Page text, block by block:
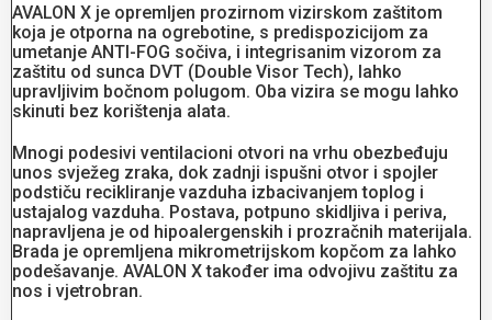
AVALON X je opremljen prozirnom vizirskom zaštitom
koja je otporna na ogrebotine, s predispozicijom za
umetanje ANTI-FOG sočiva, i integrisanim vizorom za
zaštitu od sunca DVT (Double Visor Tech), lahko
upravljivim bočnom polugom. Oba vizira se mogu lahko
skinuti bez korištenja alata.
Mnogi podesivi ventilacioni otvori na vrhu obezbeđuju
unos svježeg zraka, dok zadnji ispušni otvor i spojler
podstiču recikliranje vazduha izbacivanjem toplog i
ustajalog vazduha. Postava, potpuno skidljiva i periva,
napravljena je od hipoalergenskih i prozračnih materijala.
Brada je opremljena mikrometrijskom kopčom za lahko
podešavanje. AVALON X također ima odvojivu zaštitu za
nos i vjetrobran.